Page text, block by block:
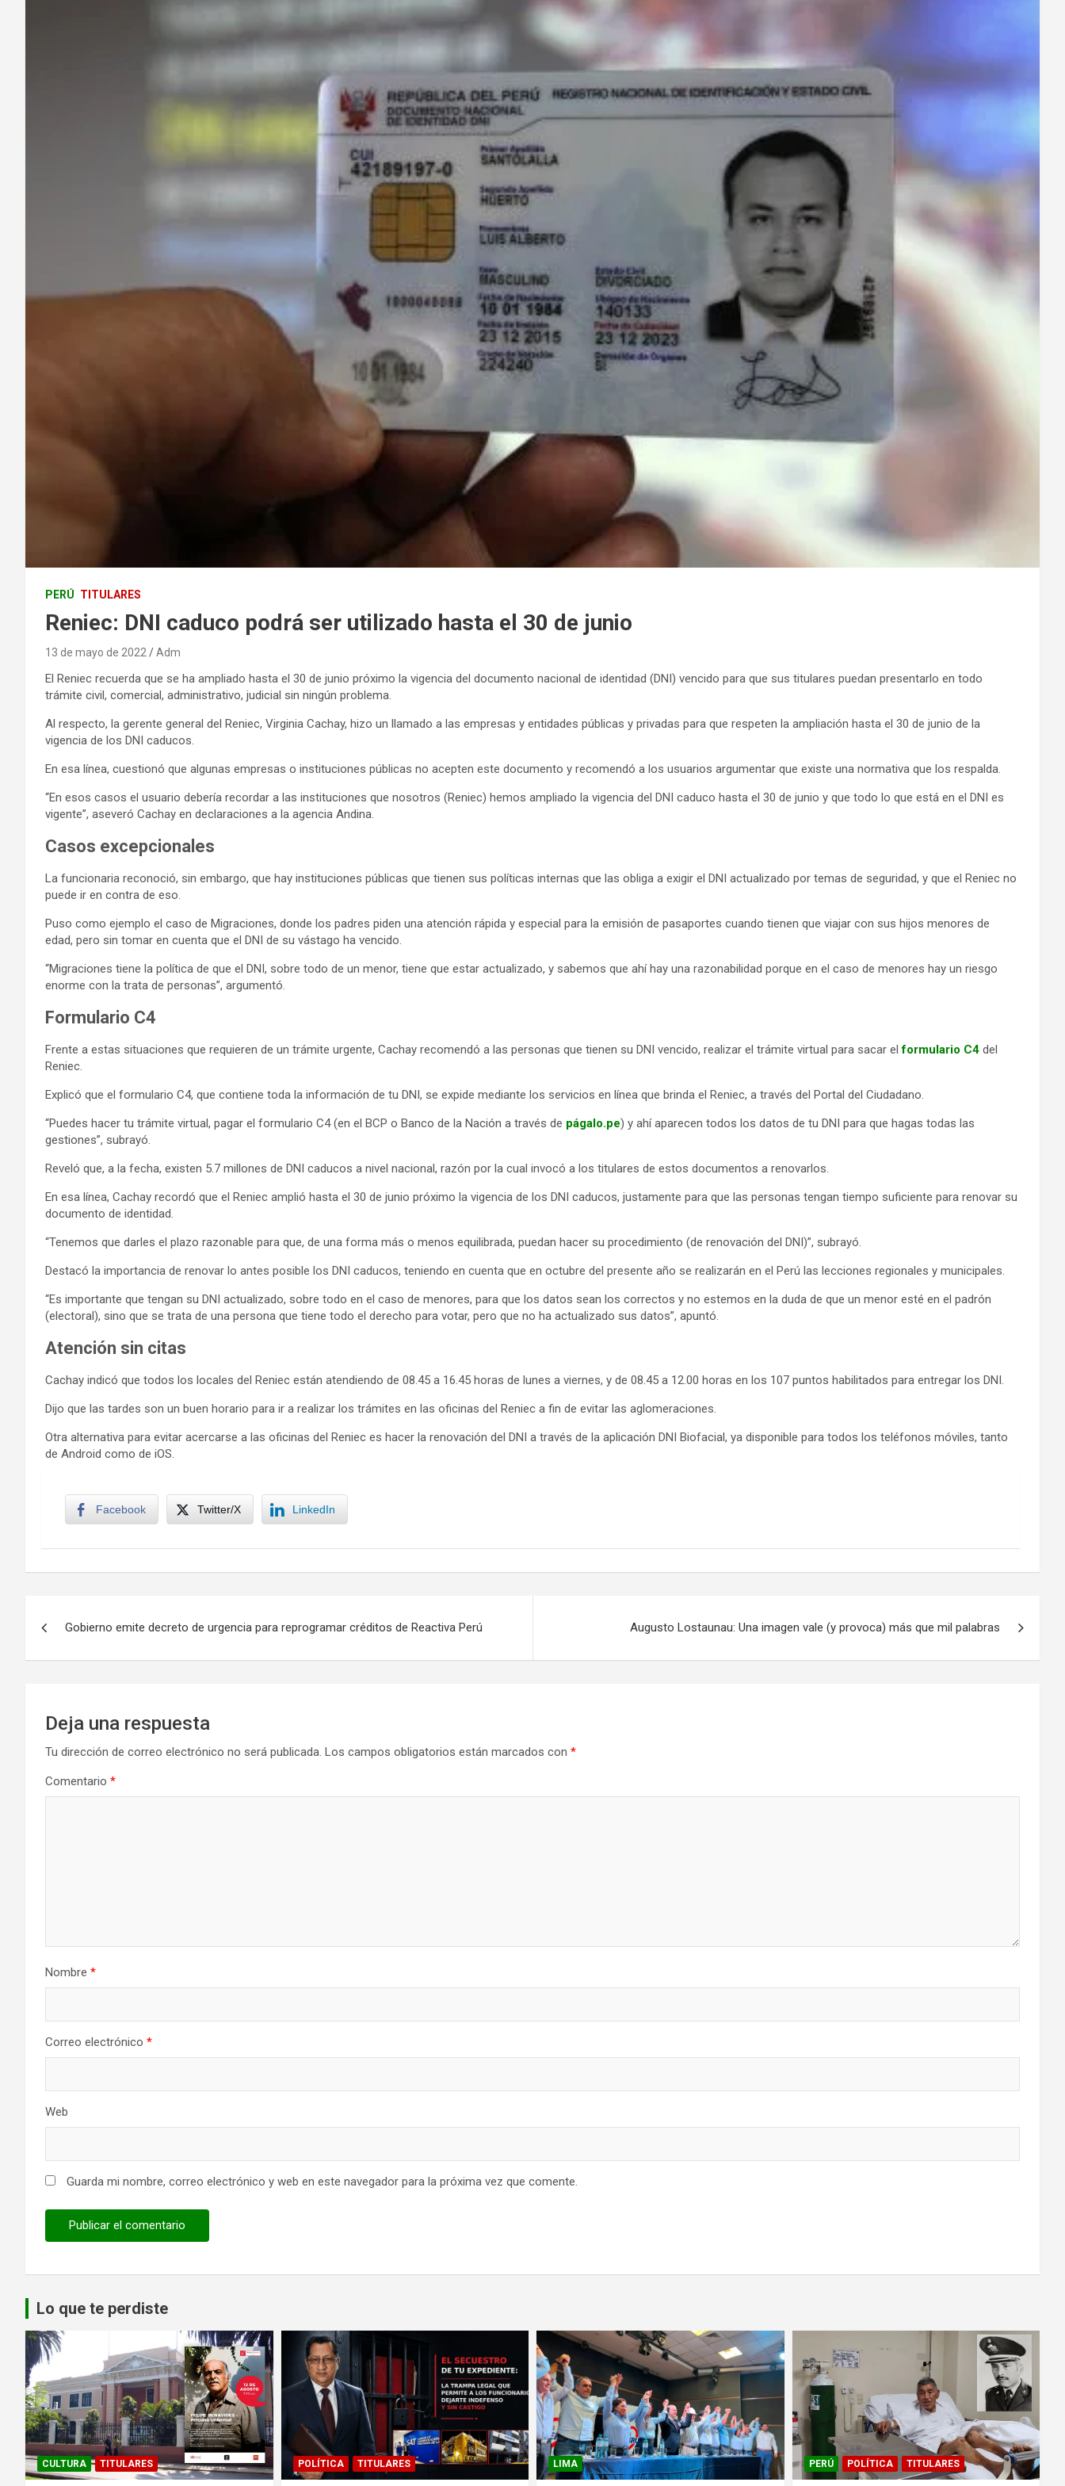
PERÚ TITULARES
Reniec: DNI caduco podrá ser utilizado hasta el 30 de junio
13 de mayo de 2022 Adm
El Reniec recuerda que se ha ampliado hasta el 30 de junio próximo la vigencia del documento nacional de identidad (DNI) vencido para que sus titulares puedan presentarlo en todo
trámite civil, comercial, administrativo, judicial sin ningún problema.
Al respecto, la gerente general del Reniec, Virginia Cachay, hizo un llamado a las empresas y entidades públicas y privadas para que respeten la ampliación hasta el 30 de junio de la
vigencia de los DNI caducos.
En esa línea, cuestionó que algunas empresas o instituciones públicas no acepten este documento y recomendó a los usuarios argumentar que existe una normativa que los respalda.
“En esos casos el usuario debería recordar a las instituciones que nosotros (Reniec) hemos ampliado la vigencia del DNI caduco hasta el 30 de junio y que todo lo que está en el DNI es
vigente”, aseveró Cachay en declaraciones a la agencia Andina.
Casos excepcionales
La funcionaria reconoció, sin embargo, que hay instituciones públicas que tienen sus políticas internas que las obliga a exigir el DNI actualizado por temas de seguridad, y que el Reniec no
puede ir en contra de eso.
Puso como ejemplo el caso de Migraciones, donde los padres piden una atención rápida y especial para la emisión de pasaportes cuando tienen que viajar con sus hijos menores de
edad, pero sin tomar en cuenta que el DNI de su vástago ha vencido.
“Migraciones tiene la política de que el DNI, sobre todo de un menor, tiene que estar actualizado, y sabemos que ahí hay una razonabilidad porque en el caso de menores hay un riesgo
enorme con la trata de personas”, argumentó.
Formulario C4
Frente a estas situaciones que requieren de un trámite urgente, Cachay recomendó a las personas que tienen su DNI vencido, realizar el trámite virtual para sacar el formulario C4 del
Reniec.
Explicó que el formulario C4, que contiene toda la información de tu DNI, se expide mediante los servicios en línea que brinda el Reniec, a través del Portal del Ciudadano.
“Puedes hacer tu trámite virtual, pagar el formulario C4 (en el BCP o Banco de la Nación a través de págalo.pe) y ahí aparecen todos los datos de tu DNI para que hagas todas las
gestiones”, subrayó.
Reveló que, a la fecha, existen 5.7 millones de DNI caducos a nivel nacional, razón por la cual invocó a los titulares de estos documentos a renovarlos.
En esa línea, Cachay recordó que el Reniec amplió hasta el 30 de junio próximo la vigencia de los DNI caducos, justamente para que las personas tengan tiempo suficiente para renovar su
documento de identidad.
“Tenemos que darles el plazo razonable para que, de una forma más o menos equilibrada, puedan hacer su procedimiento (de renovación del DNI)”, subrayó.
Destacó la importancia de renovar lo antes posible los DNI caducos, teniendo en cuenta que en octubre del presente año se realizarán en el Perú las lecciones regionales y municipales.
“Es importante que tengan su DNI actualizado, sobre todo en el caso de menores, para que los datos sean los correctos y no estemos en la duda de que un menor esté en el padrón
(electoral), sino que se trata de una persona que tiene todo el derecho para votar, pero que no ha actualizado sus datos”, apuntó.
Atención sin citas
Cachay indicó que todos los locales del Reniec están atendiendo de 08.45 a 16.45 horas de lunes a viernes, y de 08.45 a 12.00 horas en los 107 puntos habilitados para entregar los DNI.
Dijo que las tardes son un buen horario para ir a realizar los trámites en las oficinas del Reniec a fin de evitar las aglomeraciones.
Otra alternativa para evitar acercarse a las oficinas del Reniec es hacer la renovación del DNI a través de la aplicación DNI Biofacial, ya disponible para todos los teléfonos móviles, tanto
de Android como de iOS.
Facebook Twitter/X LinkedIn
Gobierno emite decreto de urgencia para reprogramar créditos de Reactiva Perú Augusto Lostaunau: Una imagen vale (y provoca) más que mil palabras
Deja una respuesta
Tu dirección de correo electrónico no será publicada. Los campos obligatorios están marcados con *
Comentario *
Nombre *
Correo electrónico *
Web
Guarda mi nombre, correo electrónico y web en este navegador para la próxima vez que comente.
Lo que te perdiste
CULTURA TITULARES POLÍTICA TITULARES LIMA PERÚ POLÍTICA TITULARES